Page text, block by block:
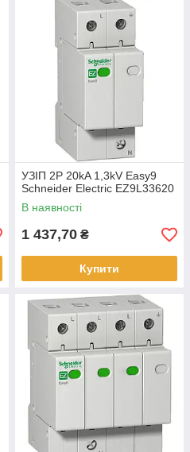
УЗІП 2P 20kA 1,3kV Easy9
Schneider Electric EZ9L33620
В наявності
1 437,70 ₴
Купити